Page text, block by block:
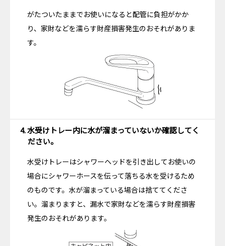
がたついたままでお使いになると配管に負担がかか
り、家財などを濡らす財産損害発生のおそれがありま
す。
4. 水受けトレー内に水が溜まっていないか確認してく
ださい。
水受けトレーはシャワーヘッドを引き出してお使いの
場合にシャワーホースを伝って落ちる水を受けるため
のものです。水が溜まっている場合は捨ててくださ
い。溜まりますと、漏水で家財などを濡らす財産損害
発生のおそれがあります。